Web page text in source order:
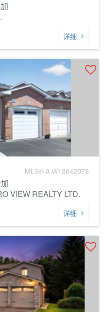
详细
MLS® # W13642978
VIEW REALTY LTD.
详细